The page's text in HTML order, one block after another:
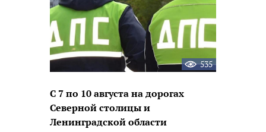
535
С 7 по 10 августа на дорогах
Северной столицы и
Ленинградской области